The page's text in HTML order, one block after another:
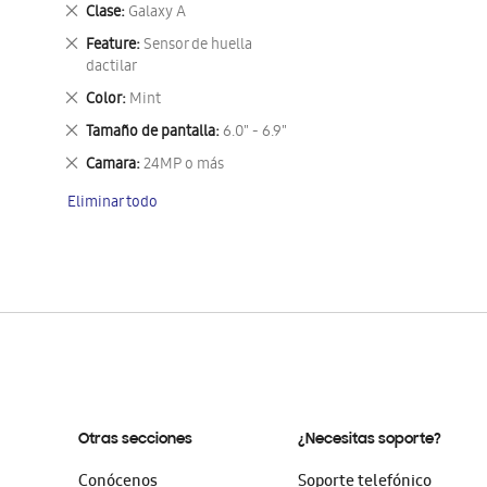
artículo
Clase Galaxy A
Eliminar
este
artículo
Feature Sensor de huella
dactilar
Eliminar
este
artículo
Color Mint
Eliminar
este
artículo
Tamaño de pantalla 6.0" - 6.9"
Eliminar
este
artículo
Camara 24MP o más
Eliminar
artículo
Eliminar todo
Otras secciones ¿Necesitas soporte?